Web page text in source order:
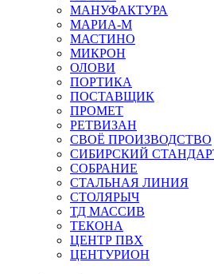
МАНУФАКТУРА
МАРИА-М
МАСТИНО
МИКРОН
ОЛОВИ
ПОРТИКА
ПОСТАВЩИК
ПРОМЕТ
РЕТВИЗАН
СВОЁ ПРОИЗВОДСТВО
СИБИРСКИЙ
СОБРАНИЕ
СТАЛЬНАЯ ЛИНИЯ
СТОЛЯРЫЧ
ТД МАССИВ
ТЕКОНА
ЦЕНТР ПВХ
ЦЕНТУРИОН